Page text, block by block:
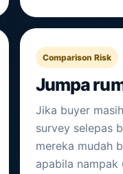
Comparison Risk
Jumpa
Jika buyer
survey selepas
mereka mudah
apabila nampak